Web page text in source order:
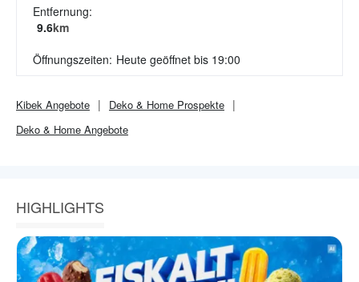
Entfernung:
9.6km
Öffnungszeiten: Heute geöffnet bis 19:00
Kibek Angebote Deko & Home Prospekte
Deko & Home Angebote
HIGHLIGHTS